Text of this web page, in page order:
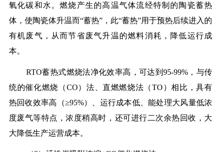
氧化碳和水。燃烧产生的高温气体流经特制的陶瓷蓄热
体，使陶瓷体升温而“蓄热”，此“蓄热”用于预热后续进入的
有机废气，从而节省废气升温的燃料消耗，降低运行成
本。
RTO蓄热式燃烧法净化效率高，可达到95-99%，与传
统的催化燃烧（CO）法、直燃燃烧法（TO）相比，具有
热回收效率高（≥95%）、运行成本低、能处理大风量低浓
度废气等特点，浓度稍高时，还可进行二次余热回收，大
大降低生产运营成本。